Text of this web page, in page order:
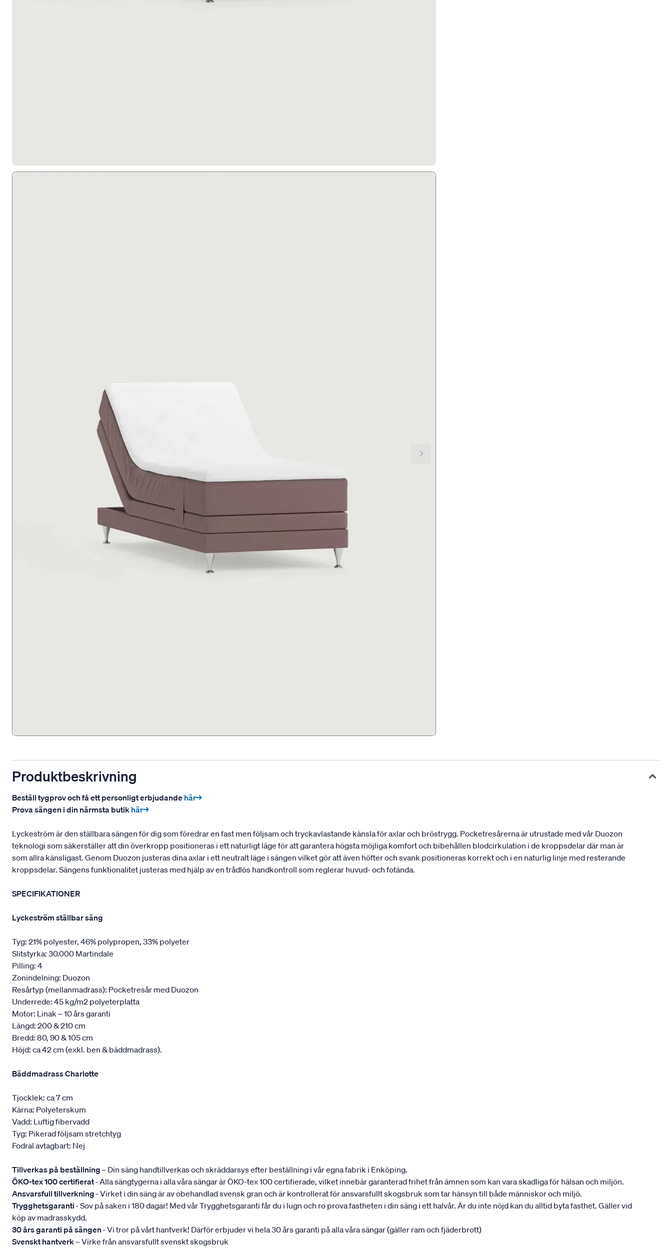
Produktbeskrivning
Beställ tygprov och få ett personligt erbjudande här→
Prova sängen i din närmsta butik här→
Lyckeström är den ställbara sängen för dig som föredrar en fast men följsam och tryckavlastande känsla för axlar och bröstrygg. Pocketresårerna är utrustade med vår Duozon
teknologi som säkerställer att din överkropp positioneras i ett naturligt läge för att garantera högsta möjliga komfort och bibehållen blodcirkulation i de kroppsdelar där man är
som allra känsligast. Genom Duozon justeras dina axlar i ett neutralt läge i sängen vilket gör att även höfter och svank positioneras korrekt och i en naturlig linje med resterande
kroppsdelar. Sängens funktionalitet justeras med hjälp av en trådlös handkontroll som reglerar huvud- och fotända.
SPECIFIKATIONER
Lyckeström ställbar säng
Tyg: 21% polyester, 46% polypropen, 33% polyeter
Slitstyrka: 30.000 Martindale
Pilling: 4
Zonindelning: Duozon
Resårtyp (mellanmadrass): Pocketresår med Duozon
Underrede: 45 kg/m2 polyeterplatta
Motor: Linak – 10 års garanti
Längd: 200 & 210 cm
Bredd: 80, 90 & 105 cm
Höjd: ca 42 cm (exkl. ben & bäddmadrass).
Bäddmadrass Charlotte
Tjocklek: ca 7 cm
Kärna: Polyeterskum
Vadd: Luftig fibervadd
Tyg: Pikerad följsam stretchtyg
Fodral avtagbart: Nej
Tillverkas på beställning– Din säng handtillverkas och skräddarsys efter beställning i vår egna fabrik i Enköping.
ÖKO-tex 100 certifierat- Alla sängtygerna i alla våra sängar är ÖKO-tex 100 certifierade, vilket innebär garanterad frihet från ämnen som kan vara skadliga för hälsan och miljön.
Ansvarsfull tillverkning- Virket i din säng är av obehandlad svensk gran och är kontrollerat för ansvarsfullt skogsbruk som tar hänsyn till både människor och miljö.
Trygghetsgaranti- Sov på saken i 180 dagar! Med vår Trygghetsgaranti får du i lugn och ro prova fastheten i din säng i ett halvår. Är du inte nöjd kan du alltid byta fasthet. Gäller vid
köp av madrasskydd.
30 års garanti på sängen- Vi tror på vårt hantverk! Därför erbjuder vi hela 30 års garanti på alla våra sängar (gäller ram och fjäderbrott)
Svenskt hantverk– Virke från ansvarsfullt svenskt skogsbruk